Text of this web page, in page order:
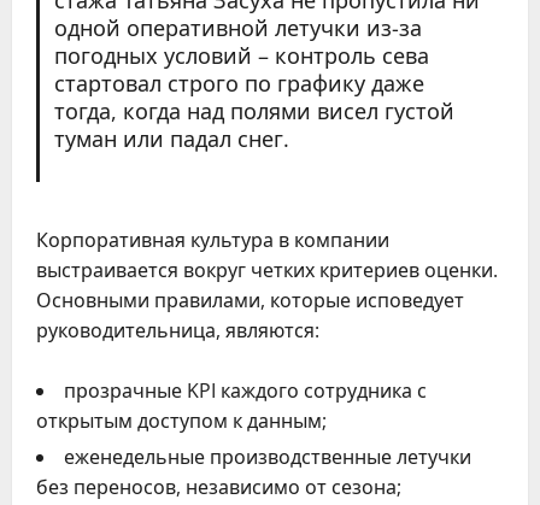
одной оперативной летучки из-за
погодных условий – контроль сева
стартовал строго по графику даже
тогда, когда над полями висел густой
туман или падал снег.
Корпоративная культура в компании
выстраивается вокруг четких критериев оценки.
Основными правилами, которые исповедует
руководительница, являются:
прозрачные KPI каждого сотрудника с
открытым доступом к данным;
еженедельные производственные летучки
без переносов, независимо от сезона;